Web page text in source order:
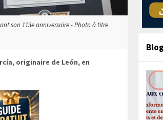
son 113e anniversaire - Photo à titre
originaire de León, en